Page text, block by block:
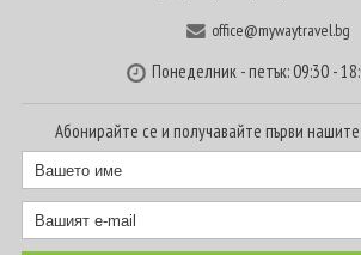
office@mywaytravel.bg
Понеделник - петък: 09:30 -
Абонирайте се и получавайте първи